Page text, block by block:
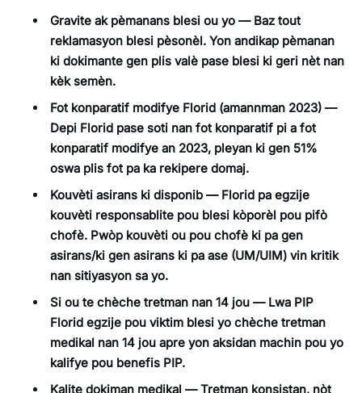
Gravite ak pèmanans blesi ou yo — Baz tout
reklamasyon blesi pèsonèl. Yon andikap pèmanan
ki dokimante gen plis valè pase blesi ki geri nèt nan
kèk semèn.
Fot konparatif modifye Florid (amannman 2023) —
Depi Florid pase soti nan fot konparatif pi a fot
konparatif modifye an 2023, pleyan ki gen 51%
oswa plis fot pa ka rekipere domaj.
Kouvèti asirans ki disponib — Florid pa egzije
kouvèti responsablite pou blesi kòporèl pou pifò
chofè. Pwòp kouvèti ou pou chofè ki pa gen
asirans/ki gen asirans ki pa ase (UM/UIM) vin kritik
nan sitiyasyon sa yo.
Si ou te chèche tretman nan 14 jou — Lwa PIP
Florid egzije pou viktim blesi yo chèche tretman
medikal nan 14 jou apre yon aksidan machin pou yo
kalifye pou benefis PIP.
Kalite dokiman medikal — Tretman konsistan, nòt